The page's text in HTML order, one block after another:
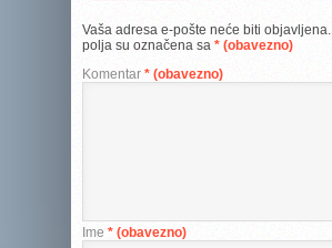
Vaša adresa e-pošte neće biti objavljena.
polja su označena sa * (obavezno)
Komentar * (obavezno)
Ime * (obavezno)